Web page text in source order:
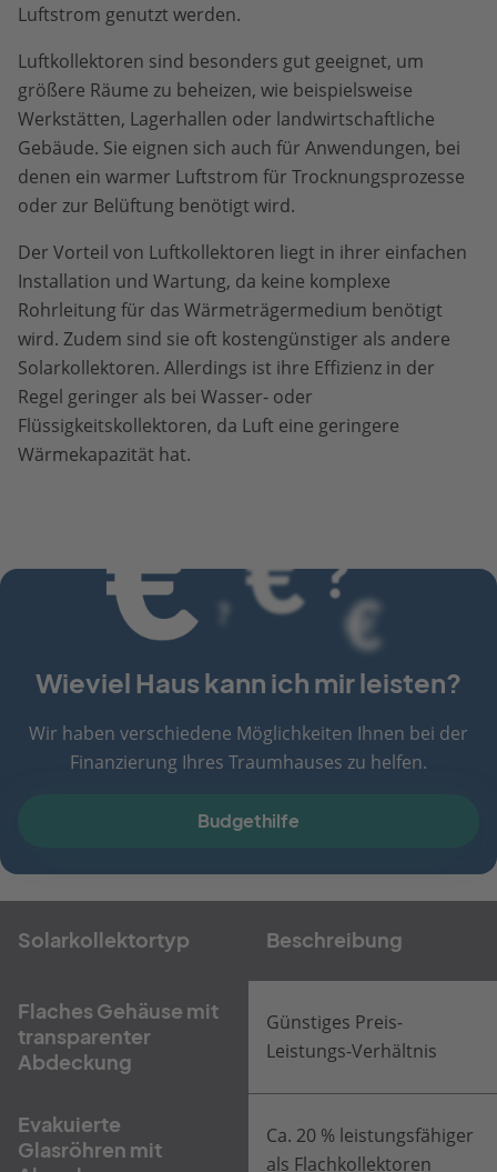
Luftstrom genutzt werden.
Luftkollektoren sind besonders gut geeignet, um
größere Räume zu beheizen, wie beispielsweise
Werkstätten, Lagerhallen oder landwirtschaftliche
Gebäude. Sie eignen sich auch für Anwendungen, bei
denen ein warmer Luftstrom für Trocknungsprozesse
oder zur Belüftung benötigt wird.
Der Vorteil von Luftkollektoren liegt in ihrer einfachen
Installation und Wartung, da keine komplexe
Rohrleitung für das Wärmeträgermedium benötigt
wird. Zudem sind sie oft kostengünstiger als andere
Solarkollektoren. Allerdings ist ihre Effizienz in der
Regel geringer als bei Wasser- oder
Flüssigkeitskollektoren, da Luft eine geringere
Wärmekapazität hat.
Wieviel Haus kann ich mir leisten?
Wir haben verschiedene Möglichkeiten Ihnen bei der
Finanzierung Ihres Traumhauses zu helfen.
Budgethilfe
Solarkollektortyp Beschreibung
Flaches Gehäuse mit
transparenter
Abdeckung
Günstiges Preis-
Leistungs-Verhältnis
Evakuierte
Glasröhren mit
Ca. 20 % leistungsfähiger
als Flachkollektoren